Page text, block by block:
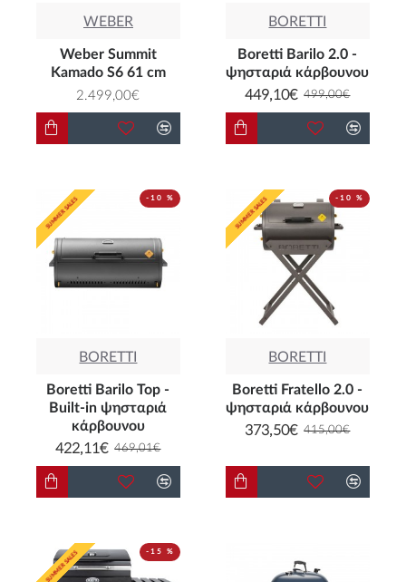
WEBER
Weber Summit
Kamado S6 61 cm
2.499,00€
BORETTI
Boretti Barilo 2.0 -
ψησταριά κάρβουνου
449,10€ 499,00€
SUMMER SALES
SUMMER SALES -10 %
BORETTI
Boretti Barilo Top -
Built-in ψησταριά
κάρβουνου
422,11€ 469,01€
SUMMER SALES
SUMMER SALES -10 %
BORETTI
Boretti Fratello 2.0 -
ψησταριά κάρβουνου
373,50€ 415,00€
SUMMER SALES
SUMMER SALES -15 %